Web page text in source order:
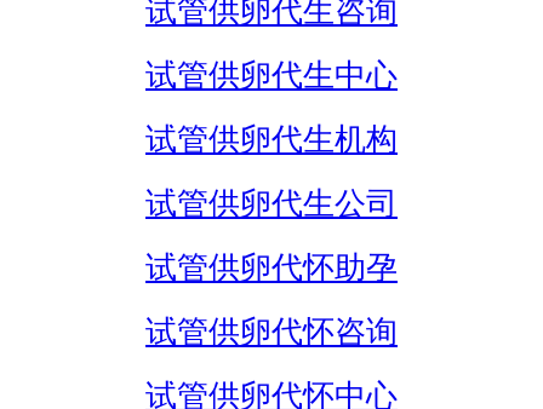
试管供卵代生咨询
试管供卵代生中心
试管供卵代生机构
试管供卵代生公司
试管供卵代怀助孕
试管供卵代怀咨询
试管供卵代怀中心